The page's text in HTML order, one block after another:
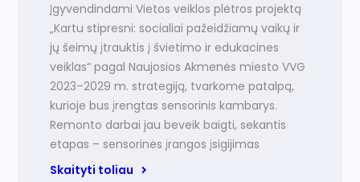
Įgyvendindami Vietos veiklos plėtros projektą
„Kartu stipresni: socialiai pažeidžiamų vaikų ir
jų šeimų įtrauktis į švietimo ir edukacines
veiklas“ pagal Naujosios Akmenės miesto VVG
2023–2029 m. strategiją, tvarkome patalpą,
kurioje bus įrengtas sensorinis kambarys.
Remonto darbai jau beveik baigti, sekantis
etapas – sensorinės įrangos įsigijimas
Skaityti toliau